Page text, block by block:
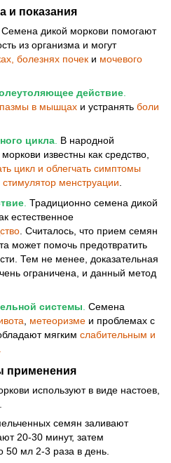
и показания
Семена дикой моркови помогают
из организма и могут
болезнях почек и мочевого
действие
в мышцах и устранять боли
цикла. В народной
известны как средство,
цикл и облегчать симптомы
стимулятор менструации.
Традиционно семена дикой
естественное
. Считалось, что прием семян
может помочь предотвратить
Тем не менее, доказательная
ограничена, и данный метод
системы Семена
метеоризме и проблемах с
мягким слабительным и
применения
используют в виде настоев,
семян заливают
20-30 минут, затем
мл 2-3 раза в день.